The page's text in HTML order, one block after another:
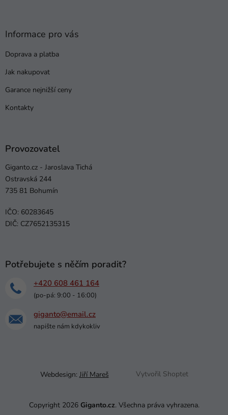
Informace pro vás
Doprava a platba
Jak nakupovat
Garance nejnižší ceny
Kontakty
Provozovatel
Giganto.cz - Jaroslava Tichá
Ostravská 244
735 81 Bohumín
IČO: 60283645
DIČ: CZ7652135315
Potřebujete s něčím poradit?
+420 608 461 164
(po-pá: 9:00 - 16:00)
giganto@email.cz
napište nám kdykokliv
Webdesign: Jiří Mareš Vytvořil Shoptet
Copyright 2026 Giganto.cz. Všechna práva vyhrazena.